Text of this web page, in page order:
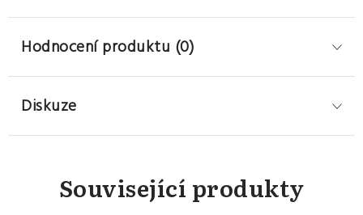
Hodnocení produktu (0)
Diskuze
Související produkty